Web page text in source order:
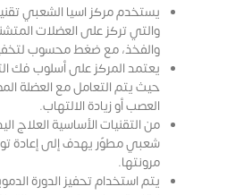
يستخدم مركز اسيا الشعبي
والتي تركز على العضلات
والفخذ، مع ضغط محسوب
يعتمد المركز على أسلوب فك
حيث يتم التعامل مع العضلة
العصب أو زيادة الالتهاب.
من التقنيات الأساسية العلاج
شعبي مطوّر يهدف إلى إعادة
مرونتها.
يتم استخدام تحفيز الدورة